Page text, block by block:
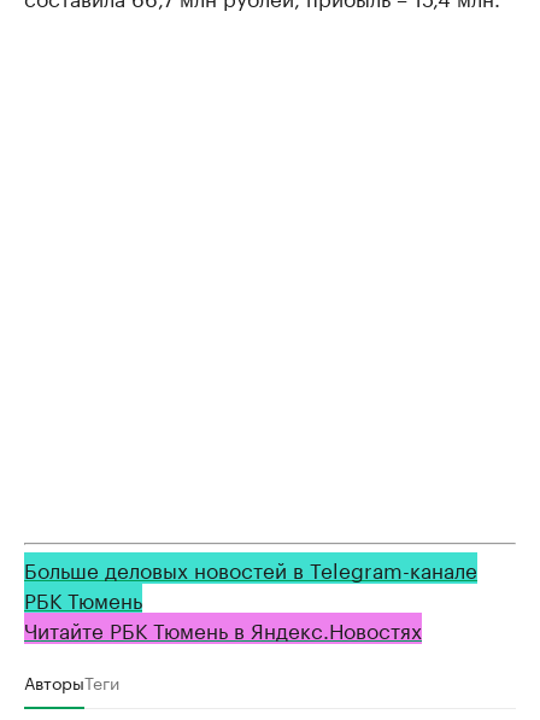
Больше деловых новостей в Telegram-канале
РБК Тюмень
Читайте РБК Тюмень в Яндекс.Новостях
АвторыТеги